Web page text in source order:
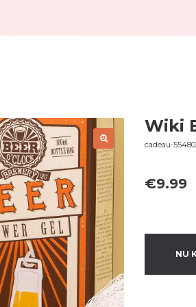
Wiki
cadeau-
€9.99
NU